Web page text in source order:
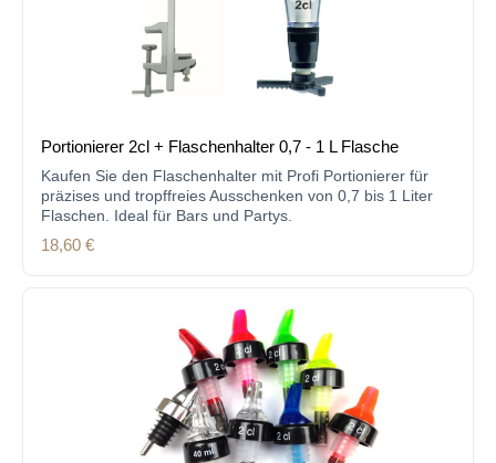
Portionierer 2cl + Flaschenhalter 0,7 - 1 L Flasche
Kaufen Sie den Flaschenhalter mit Profi Portionierer für
präzises und tropffreies Ausschenken von 0,7 bis 1 Liter
Flaschen. Ideal für Bars und Partys.
Regulärer Preis:
18,60 €